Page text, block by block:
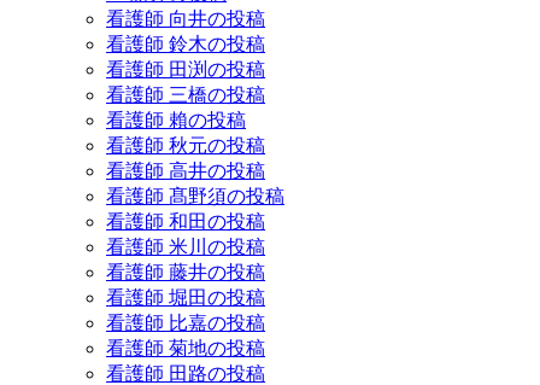
看護師 向井の投稿
看護師 鈴木の投稿
看護師 田渕の投稿
看護師 三橋の投稿
看護師 賴の投稿
看護師 秋元の投稿
看護師 高井の投稿
看護師 髙野須の投稿
看護師 和田の投稿
看護師 米川の投稿
看護師 藤井の投稿
看護師 堀田の投稿
看護師 比嘉の投稿
看護師 菊地の投稿
看護師 田路の投稿